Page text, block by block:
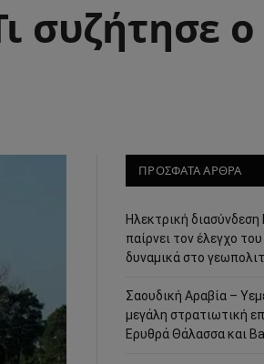
συζήτησε ο
ΠΡΟΣΦΑΤΑ ΑΡΘΡΑ
Ηλεκτρική
παίρνει τον έλεγχο
δυναμικά στο
Σαουδική Αραβία –
μεγάλη στρατιωτική
Ερυθρά Θάλασσα και